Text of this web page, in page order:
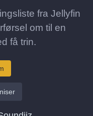
fra Jellyfin
om til en
få trin.